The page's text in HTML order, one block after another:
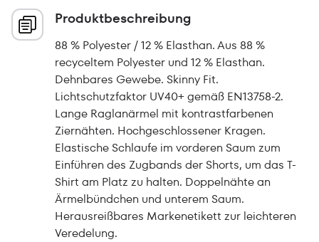
Produktbeschreibung
88 % Polyester / 12 % Elasthan. Aus 88 %
recyceltem Polyester und 12 % Elasthan.
Dehnbares Gewebe. Skinny Fit.
Lichtschutzfaktor UV40+ gemäß EN13758-2.
Lange Raglanärmel mit kontrastfarbenen
Ziernähten. Hochgeschlossener Kragen.
Elastische Schlaufe im vorderen Saum zum
Einführen des Zugbands der Shorts, um das T-
Shirt am Platz zu halten. Doppelnähte an
Ärmelbündchen und unterem Saum.
Herausreißbares Markenetikett zur leichteren
Veredelung.